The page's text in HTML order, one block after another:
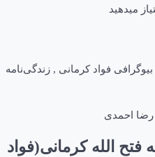
میدهید
بیوگرافی فواد کرمانی , زندگی‌نامه
رضا احمدی
فتح الله کرمانی(فواد